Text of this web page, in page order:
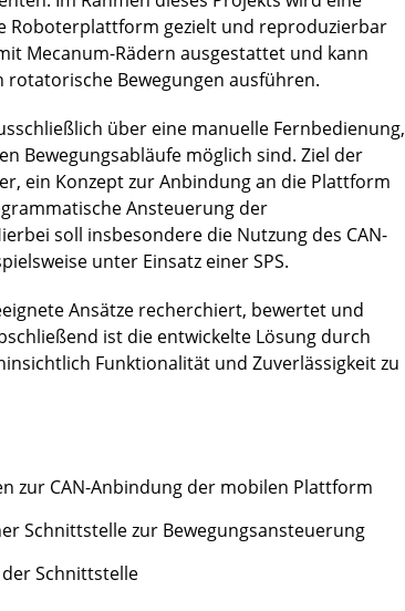
Roboterplattform gezielt und reproduzierbar
Mecanum-Rädern ausgestattet und kann
Bewegungen ausführen.
über eine manuelle Fernbedienung,
Bewegungsabläufe möglich sind. Ziel der
ein Konzept zur Anbindung an die Plattform
Ansteuerung der
soll insbesondere die Nutzung des CAN-
unter Einsatz einer SPS.
Ansätze recherchiert, bewertet und
ist die entwickelte Lösung durch
Funktionalität und Zuverlässigkeit zu
zur CAN-Anbindung der mobilen Plattform
Schnittstelle zur Bewegungsansteuerung
Schnittstelle